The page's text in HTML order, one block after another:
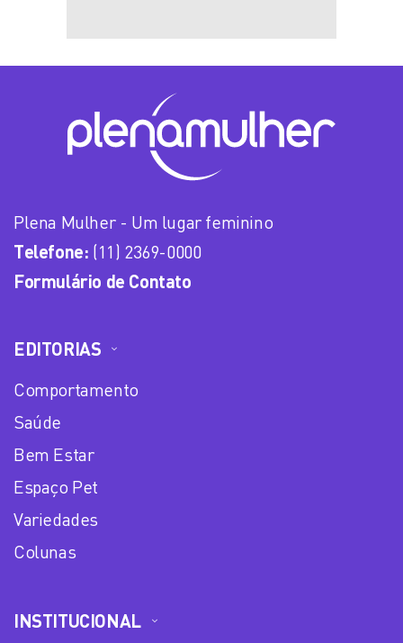
Plena Mulher - Um lugar feminino
Telefone: (11) 2369-0000
Formulário de Contato
EDITORIAS
Comportamento
Saúde
Bem Estar
Espaço Pet
Variedades
Colunas
INSTITUCIONAL